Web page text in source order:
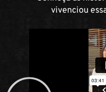
vivenciou